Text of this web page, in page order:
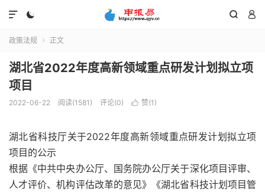
  

政策法规  正文
湖北省2022年度高新领域重点研发计划拟立项
项目
2022-06-22 阅读(1581) 评论(0)  赞(1 )
湖北省科技厅关于2022年度高新领域重点研发计划拟立项
项目的公示
根据《中共中央办公厅、国务院办公厅关于深化项目评审、
人才评价、机构评估改革的意见》《湖北省科技计划项目管